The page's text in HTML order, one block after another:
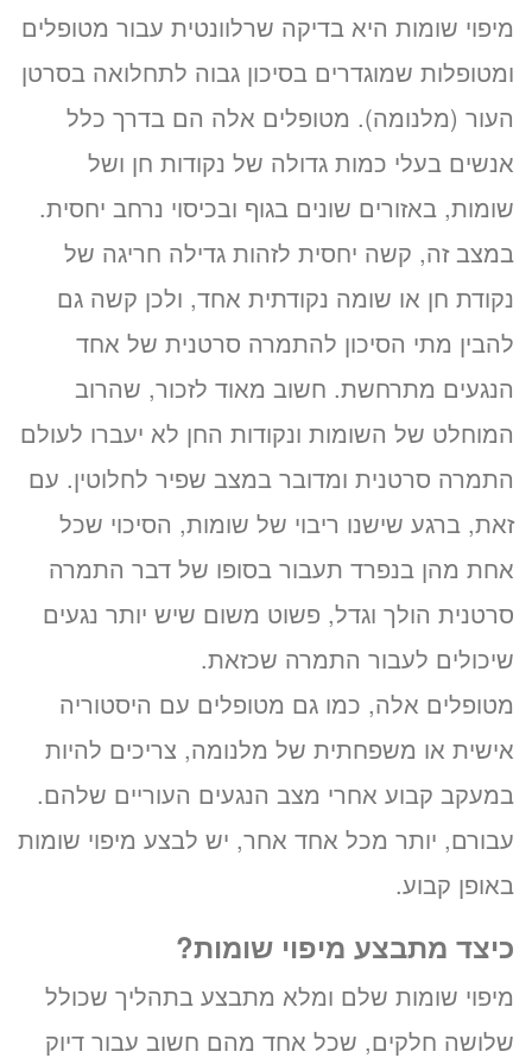
מיפוי שומות היא בדיקה שרלוונטית עבור מטופלים
ומטופלות שמוגדרים בסיכון גבוה לתחלואה בסרטן
העור (מלנומה). מטופלים אלה הם בדרך כלל
אנשים בעלי כמות גדולה של נקודות חן ושל
שומות, באזורים שונים בגוף ובכיסוי נרחב יחסית.
במצב זה, קשה יחסית לזהות גדילה חריגה של
נקודת חן או שומה נקודתית אחד, ולכן קשה גם
להבין מתי הסיכון להתמרה סרטנית של אחד
הנגעים מתרחשת. חשוב מאוד לזכור, שהרוב
המוחלט של השומות ונקודות החן לא יעברו לעולם
התמרה סרטנית ומדובר במצב שפיר לחלוטין. עם
זאת, ברגע שישנו ריבוי של שומות, הסיכוי שכל
אחת מהן בנפרד תעבור בסופו של דבר התמרה
סרטנית הולך וגדל, פשוט משום שיש יותר נגעים
שיכולים לעבור התמרה שכזאת.
מטופלים אלה, כמו גם מטופלים עם היסטוריה
אישית או משפחתית של מלנומה, צריכים להיות
במעקב קבוע אחרי מצב הנגעים העוריים שלהם.
עבורם, יותר מכל אחד אחר, יש לבצע מיפוי שומות
באופן קבוע.
כיצד מתבצע מיפוי שומות?
מיפוי שומות שלם ומלא מתבצע בתהליך שכולל
שלושה חלקים, שכל אחד מהם חשוב עבור דיוק